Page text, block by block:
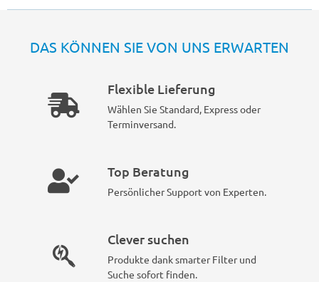
DAS KÖNNEN SIE VON UNS ERWARTEN
Flexible Lieferung
Wählen Sie Standard, Express oder
Terminversand.
Top Beratung
Persönlicher Support von Experten.
Clever suchen
Produkte dank smarter Filter und
Suche sofort finden.